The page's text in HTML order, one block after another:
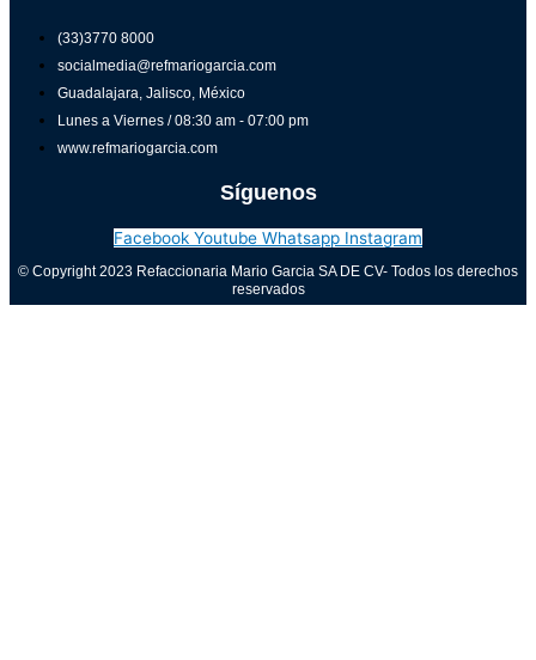
(33)3770 8000
socialmedia@refmariogarcia.com
Guadalajara, Jalisco, México
Lunes a Viernes / 08:30 am - 07:00 pm
www.refmariogarcia.com
Síguenos
Facebook Youtube Whatsapp Instagram
© Copyright 2023 Refaccionaria Mario Garcia SA DE CV- Todos los derechos
reservados